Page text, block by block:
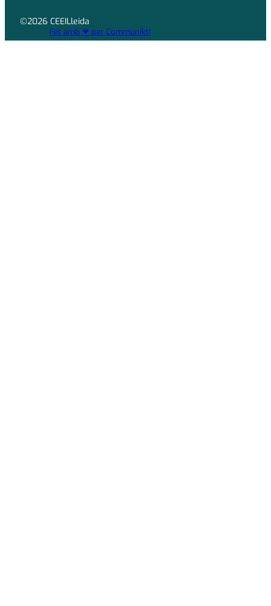
©2026 CEEILleida
Fet amb ❤ per Communikt!